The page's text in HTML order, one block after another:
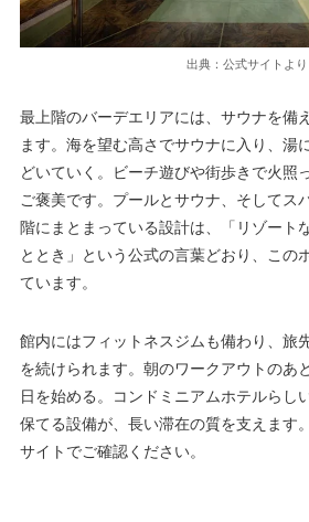
出典：公式サイトより
最上階のバーデエリアには、サウナを備
ます。海を望む高さでサウナに入り、湯
どいていく。ビーチ遊びや街歩きで火照
ご褒美です。プールとサウナ、そしてス
階にまとまっている設計は、「リゾート
ととき」という公式の言葉どおり、この
ています。
館内にはフィットネスジムも備わり、旅
を続けられます。朝のワークアウトのあ
日を始める。コンドミニアムホテルらし
保てる設備が、長い滞在の質を支えます
サイトでご確認ください。